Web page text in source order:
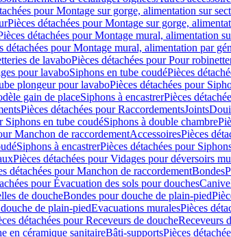
pour Montage sur gorge, alimentation sur
Pièces détachées pour Montage sur gorge,
détachées pour Montage mural, alimentation
détachées pour Montage mural, alimentation par
de lavaboPièces détachées pour Pour
pour lavaboSiphons en tube coudéPièces
plongeur pour lavaboPièces détachées pour
gain de placeSiphons à encastrerPièces
Pièces détachées pour RaccordementsJoints
Siphons en tube coudéSiphons à double chambre
Manchon de raccordementAccessoiresPièces
Siphons à encastrerPièces détachées pour
Pièces détachées pour Vidages pour déversoirs
détachées pour Manchon de raccordementBondes
pour Évacuation des sols pour douches
de doucheBondes pour douche de plain-pied
de plain-piedEvacuations muralesPièces
détachées pour Receveurs de doucheReceveurs
en céramique sanitaireBâti-supportsPièces